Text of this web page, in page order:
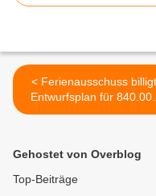
< Ferienausschuss billigt
Entwurfsplan für 840.000
Euro teuren Ausbau der
in die Friedenstraße und
der Kreuzung
Wolfstalstraße und dem
Gehostet von Overblog
Top-Beiträge